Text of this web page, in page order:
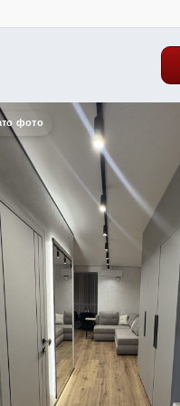
фото